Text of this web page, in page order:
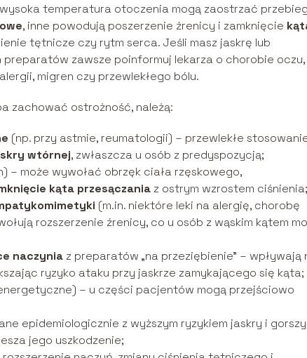
temperatura otoczenia mogą zaostrzać przebieg
, inne powodują poszerzenie źrenicy i zamknięcie
tętnicze czy rytm serca. Jeśli masz jaskrę lub
preparatów zawsze poinformuj lekarza o chorobie oczu,
migren czy przewlekłego bólu.
zachować ostrożność, należą:
(np. przy astmie, reumatologii) – przewlekłe
wtórnej, zwłaszcza u osób z predyspozycją;
– może wywołać obrzęk ciała rzęskowego,
kąta przesączania z ostrym wzrostem ciśnienia;
(m.in. niektóre leki na alergię, chorobę
rozszerzenie źrenicy, co u osób z wąskim kątem
naczynia z preparatów „na przeziębienie” – wpływają
ryzyko ataku przy jaskrze zamykającego się kąta;
– u części pacjentów mogą przejściowo
epidemiologicznie z wyższym ryzykiem jaskry i
jego uszkodzenie;